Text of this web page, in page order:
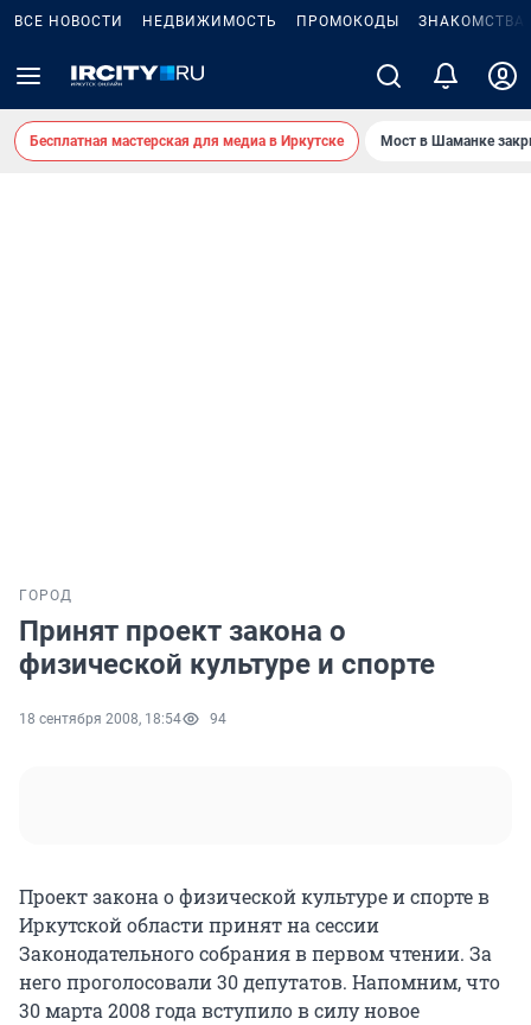
ВСЕ НОВОСТИ НЕДВИЖИМОСТЬ ПРОМОКОДЫ ЗНАКОМСТВА
Бесплатная мастерская для медиа в Иркутске Мост в Шаманке
ГОРОД
Принят проект закона о
физической культуре и спорте
18 сентября 2008, 18:54 94
Проект закона о физической культуре и спорте в
Иркутской области принят на сессии
Законодательного собрания в первом чтении. За
него проголосовали 30 депутатов. Напомним, что
30 марта 2008 года вступило в силу новое